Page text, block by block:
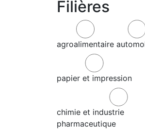
Filières
agroalimentaire
papier et impression
chimie et industrie
pharmaceutique